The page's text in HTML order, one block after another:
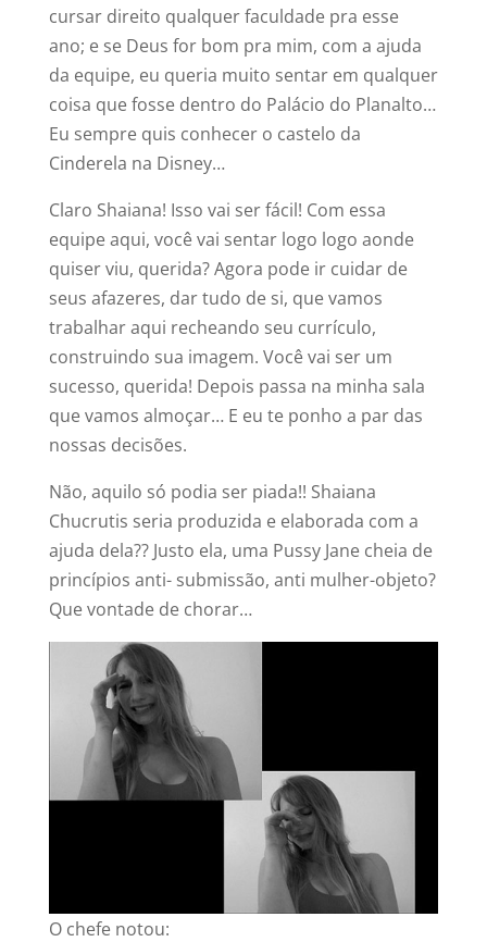
cursar direito qualquer faculdade pra esse
ano; e se Deus for bom pra mim, com a ajuda
da equipe, eu queria muito sentar em qualquer
coisa que fosse dentro do Palácio do Planalto…
Eu sempre quis conhecer o castelo da
Cinderela na Disney…
Claro Shaiana! Isso vai ser fácil! Com essa
equipe aqui, você vai sentar logo logo aonde
quiser viu, querida? Agora pode ir cuidar de
seus afazeres, dar tudo de si, que vamos
trabalhar aqui recheando seu currículo,
construindo sua imagem. Você vai ser um
sucesso, querida! Depois passa na minha sala
que vamos almoçar… E eu te ponho a par das
nossas decisões.
Não, aquilo só podia ser piada!! Shaiana
Chucrutis seria produzida e elaborada com a
ajuda dela?? Justo ela, uma Pussy Jane cheia de
princípios anti- submissão, anti mulher-objeto?
Que vontade de chorar…
O chefe notou: